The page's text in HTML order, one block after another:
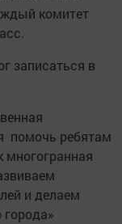
комитет
записаться в
помочь ребятам
многогранная
и делаем